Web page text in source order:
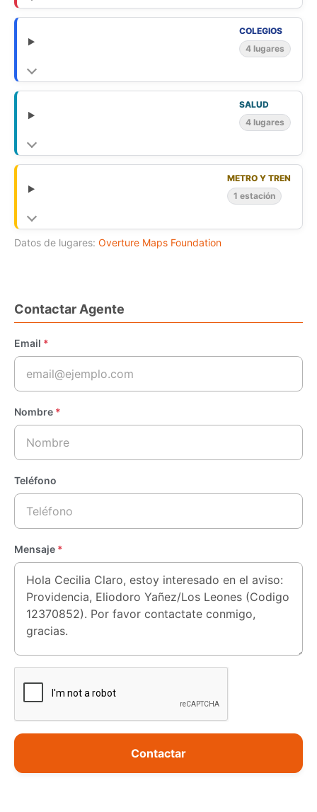
COLEGIOS
4 lugares
SALUD
4 lugares
METRO Y TREN
1 estación
Datos de lugares: Overture Maps Foundation
Contactar Agente
Email *
Nombre *
Teléfono
Mensaje *
Contactar